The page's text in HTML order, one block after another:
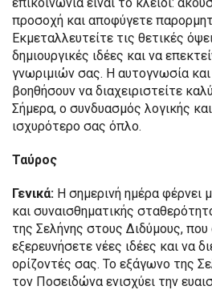
προσοχή και αποφύγετε
Εκμεταλλευτείτε τις θετικές
δημιουργικές ιδέες και να
γνωριμιών σας. Η αυτογνωσία
βοηθήσουν να διαχειριστείτε
Σήμερα, ο συνδυασμός λογικής
ισχυρότερο σας όπλο.
Ταύρος
Γενικά: Η σημερινή ημέρα φέρνει
και συναισθηματικής
της Σελήνης στους Διδύμους, που
εξερευνήσετε νέες ιδέες και να
ορίζοντές σας. Το εξάγωνο της
τον Ποσειδώνα ενισχύει την